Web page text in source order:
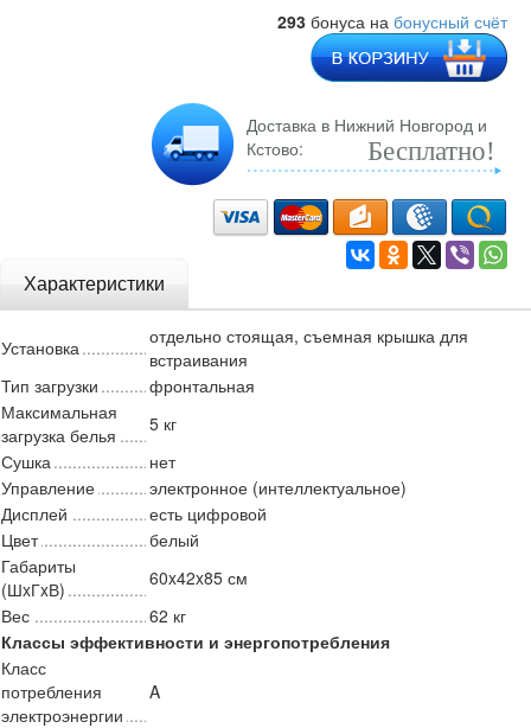
293 бонуса на бонусный счёт
Доставка в Нижний Новгород и
Кстово:
Бесплатно!
Характеристики
Установка
отдельно стоящая, съемная крышка для
встраивания
Тип загрузки
фронтальная
Максимальная
загрузка белья
5 кг
Сушка
нет
Управление
электронное (интеллектуальное)
Дисплей
есть цифровой
Цвет
белый
Габариты
(ШxГxВ)
60x42x85 см
Вес
62 кг
Классы эффективности и энергопотребления
Класс
потребления
электроэнергии
A